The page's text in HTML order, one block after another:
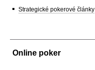
Strategické pokerové články
Online poker